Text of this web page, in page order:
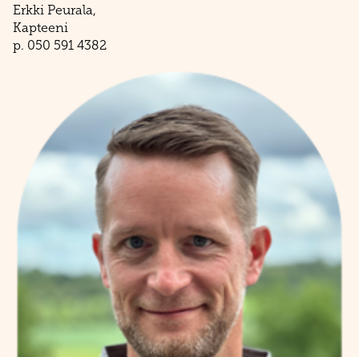
Erkki Peurala,
​​​​​​​Kapteeni
​​​​​​​p. 050 591 4382